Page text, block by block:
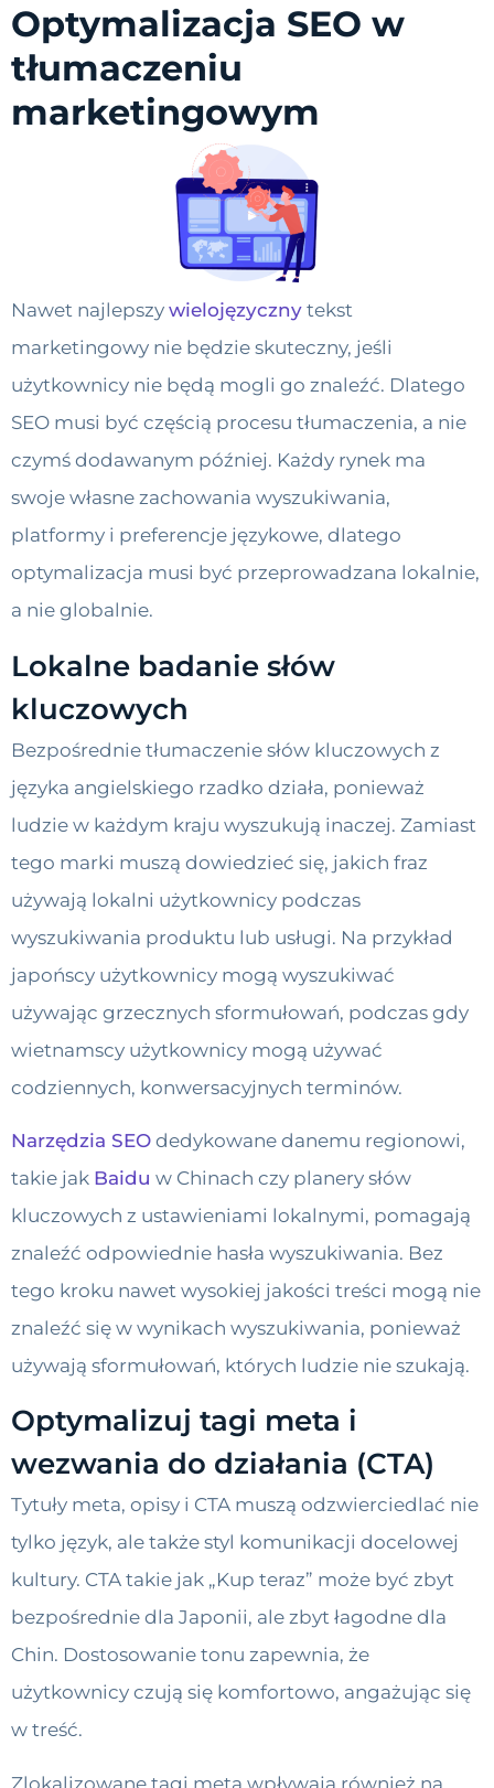
Optymalizacja SEO w
tłumaczeniu
marketingowym
Nawet najlepszy wielojęzyczny tekst
marketingowy nie będzie skuteczny, jeśli
użytkownicy nie będą mogli go znaleźć. Dlatego
SEO musi być częścią procesu tłumaczenia, a nie
czymś dodawanym później. Każdy rynek ma
swoje własne zachowania wyszukiwania,
platformy i preferencje językowe, dlatego
optymalizacja musi być przeprowadzana lokalnie,
a nie globalnie.
Lokalne badanie słów
kluczowych
Bezpośrednie tłumaczenie słów kluczowych z
języka angielskiego rzadko działa, ponieważ
ludzie w każdym kraju wyszukują inaczej. Zamiast
tego marki muszą dowiedzieć się, jakich fraz
używają lokalni użytkownicy podczas
wyszukiwania produktu lub usługi. Na przykład
japońscy użytkownicy mogą wyszukiwać
używając grzecznych sformułowań, podczas gdy
wietnamscy użytkownicy mogą używać
codziennych, konwersacyjnych terminów.
Narzędzia SEO dedykowane danemu regionowi,
takie jak Baidu w Chinach czy planery słów
kluczowych z ustawieniami lokalnymi, pomagają
znaleźć odpowiednie hasła wyszukiwania. Bez
tego kroku nawet wysokiej jakości treści mogą nie
znaleźć się w wynikach wyszukiwania, ponieważ
używają sformułowań, których ludzie nie szukają.
Optymalizuj tagi meta i
wezwania do działania (CTA)
Tytuły meta, opisy i CTA muszą odzwierciedlać nie
tylko język, ale także styl komunikacji docelowej
kultury. CTA takie jak „Kup teraz” może być zbyt
bezpośrednie dla Japonii, ale zbyt łagodne dla
Chin. Dostosowanie tonu zapewnia, że
użytkownicy czują się komfortowo, angażując się
w treść.
Zlokalizowane tagi meta wpływają również na